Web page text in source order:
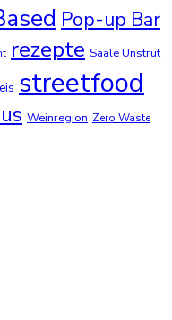
Pop-up Bar
rezepte Saale Unstrut
streetfood
Weinregion Zero Waste